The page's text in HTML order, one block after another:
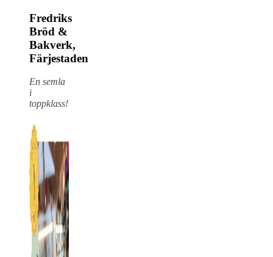
Fredriks
Bröd &
Bakverk,
Färjestaden
En semla
i
toppklass!